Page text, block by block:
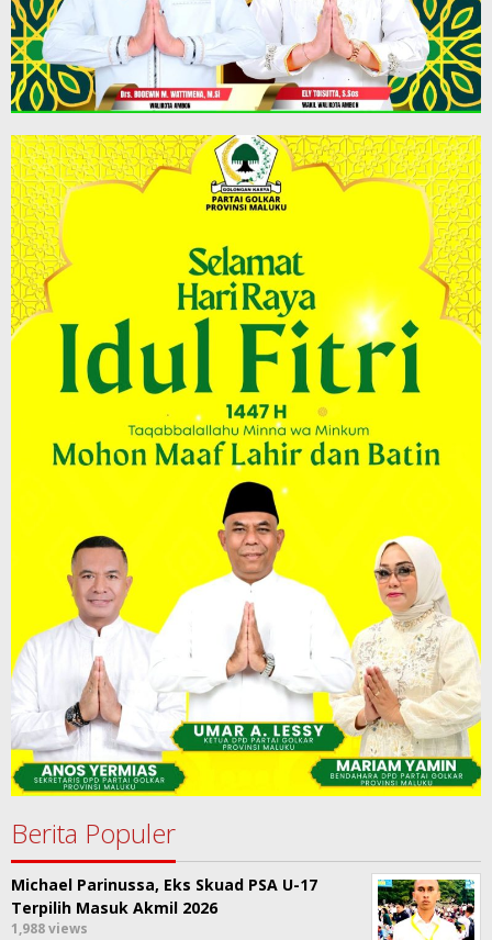
Berita Populer
Michael Parinussa, Eks Skuad PSA U-17
Terpilih Masuk Akmil 2026
1,988 views